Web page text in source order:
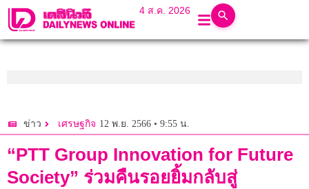
4 ส.ค. 2026
ข่าว เศรษฐกิจ 12 พ.ย. 2566 • 9:55 น.
“PTT Group Innovation for Future
Society” ร่วมคืนรอยยิ้มกลับสู่